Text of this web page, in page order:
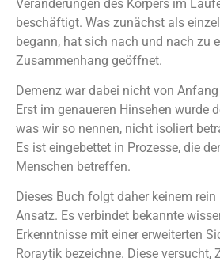
Veränderungen des Körpers im
beschäftigt. Was zunächst als
begann, hat sich nach und nach zu
Zusammenhang geöffnet.
Demenz war dabei nicht von
Erst im genaueren Hinsehen wurde
was wir so nennen, nicht isoliert
Es ist eingebettet in Prozesse, die
Menschen betreffen.
Dieses Buch folgt daher keinem
Ansatz. Es verbindet bekannte
Erkenntnisse mit einer erweiterten
Roraytik bezeichne. Diese